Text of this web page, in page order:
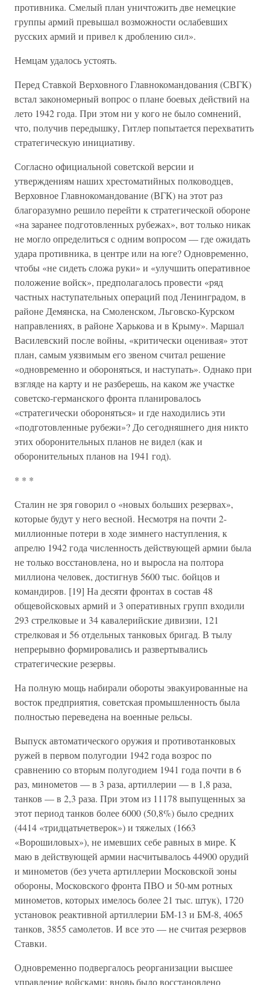
противника. Смелый план уничтожить две немецкие
группы армий превышал возможности ослабевших
русских армий и привел к дроблению сил».
Немцам удалось устоять.
Перед Ставкой Верховного Главнокомандования (СВГК)
встал закономерный вопрос о плане боевых действий на
лето 1942 года. При этом ни у кого не было сомнений,
что, получив передышку, Гитлер попытается перехватить
стратегическую инициативу.
Согласно официальной советской версии и
утверждениям наших хрестоматийных полководцев,
Верховное Главнокомандование (ВГК) на этот раз
благоразумно решило перейти к стратегической обороне
«на заранее подготовленных рубежах», вот только никак
не могло определиться с одним вопросом — где ожидать
удара противника, в центре или на юге? Одновременно,
чтобы «не сидеть сложа руки» и «улучшить оперативное
положение войск», предполагалось провести «ряд
частных наступательных операций под Ленинградом, в
районе Демянска, на Смоленском, Льговско-Курском
направлениях, в районе Харькова и в Крыму». Маршал
Василевский после войны, «критически оценивая» этот
план, самым уязвимым его звеном считал решение
«одновременно и обороняться, и наступать». Однако при
взгляде на карту и не разберешь, на каком же участке
советско-германского фронта планировалось
«стратегически обороняться» и где находились эти
«подготовленные рубежи»? До сегодняшнего дня никто
этих оборонительных планов не видел (как и
оборонительных планов на 1941 год).
* * *
Сталин не зря говорил о «новых больших резервах»,
которые будут у него весной. Несмотря на почти 2-
миллионные потери в ходе зимнего наступления, к
апрелю 1942 года численность действующей армии была
не только восстановлена, но и выросла на полтора
миллиона человек, достигнув 5600 тыс. бойцов и
командиров. [19] На десяти фронтах в состав 48
общевойсковых армий и 3 оперативных групп входили
293 стрелковые и 34 кавалерийские дивизии, 121
стрелковая и 56 отдельных танковых бригад. В тылу
непрерывно формировались и развертывались
стратегические резервы.
На полную мощь набирали обороты эвакуированные на
восток предприятия, советская промышленность была
полностью переведена на военные рельсы.
Выпуск автоматического оружия и противотанковых
ружей в первом полугодии 1942 года возрос по
сравнению со вторым полугодием 1941 года почти в 6
раз, минометов — в 3 раза, артиллерии — в 1,8 раза,
танков — в 2,3 раза. При этом из 11178 выпущенных за
этот период танков более 6000 (50,8%) было средних
(4414 «тридцатьчетверок») и тяжелых (1663
«Ворошиловых»), не имевших себе равных в мире. К
маю в действующей армии насчитывалось 44900 орудий
и минометов (без учета артиллерии Московской зоны
обороны, Московского фронта ПВО и 50-мм ротных
минометов, которых имелось более 21 тыс. штук), 1720
установок реактивной артиллерии БМ-13 и БМ-8, 4065
танков, 3855 самолетов. И все это — не считая резервов
Ставки.
Одновременно подвергалось реорганизации высшее
управление войсками: вновь было восстановлено